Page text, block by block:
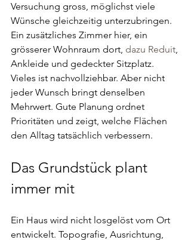
Versuchung gross, möglichst viele
Wünsche gleichzeitig unterzubringen.
Ein zusätzliches Zimmer hier, ein
grösserer Wohnraum dort, dazu Reduit,
Ankleide und gedeckter Sitzplatz.
Vieles ist nachvollziehbar. Aber nicht
jeder Wunsch bringt denselben
Mehrwert. Gute Planung ordnet
Prioritäten und zeigt, welche Flächen
den Alltag tatsächlich verbessern.
Das Grundstück plant
immer mit
Ein Haus wird nicht losgelöst vom Ort
entwickelt. Topografie, Ausrichtung,